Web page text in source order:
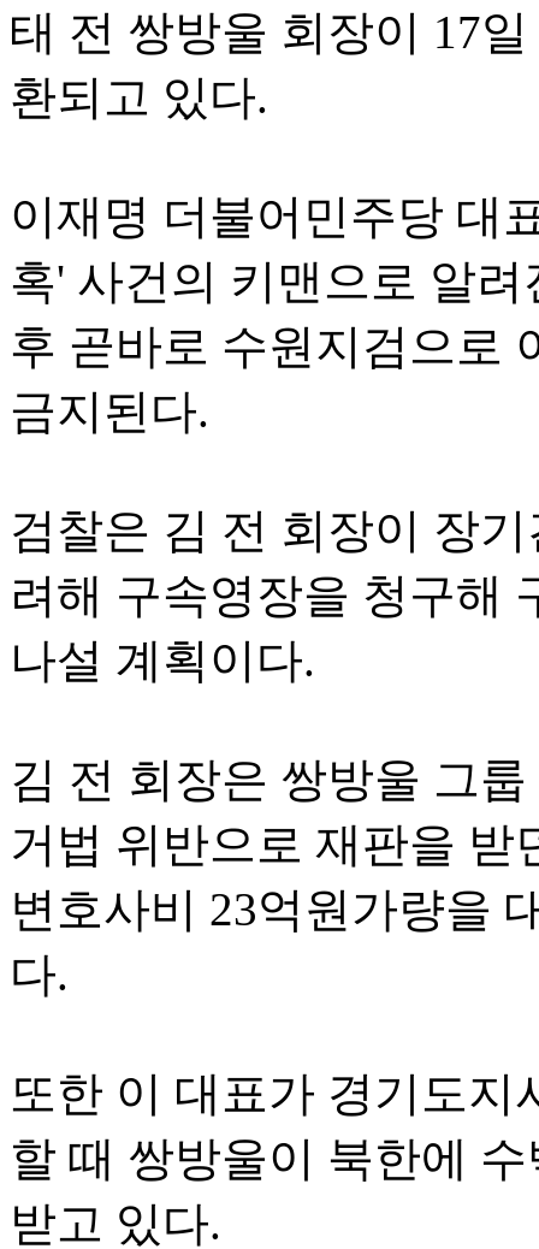
태 전 쌍방울 회장이 17
환되고 있다.
이재명 더불어민주당 대
혹' 사건의 키맨으로 알
후 곧바로 수원지검으로
금지된다.
검찰은 김 전 회장이 장
려해 구속영장을 청구해
나설 계획이다.
김 전 회장은 쌍방울 그
거법 위반으로 재판을
변호사비 23억원가량을
다.
또한 이 대표가 경기도지
할 때 쌍방울이 북한에
받고 있다.